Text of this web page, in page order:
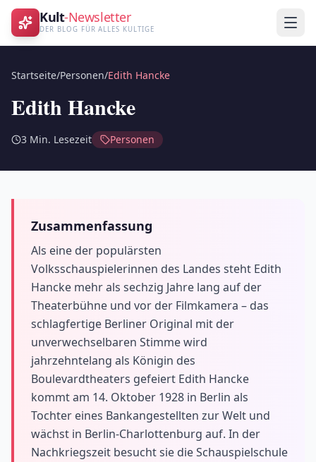
Kult-Newsletter
DER BLOG FÜR ALLES KULTIGE
Startseite/Personen/Edith Hancke
Edith Hancke
3 Min. Lesezeit Personen
Zusammenfassung
Als eine der populärsten
Volksschauspielerinnen des Landes steht Edith
Hancke mehr als sechzig Jahre lang auf der
Theaterbühne und vor der Filmkamera – das
schlagfertige Berliner Original mit der
unverwechselbaren Stimme wird
jahrzehntelang als Königin des
Boulevardtheaters gefeiert Edith Hancke
kommt am 14. Oktober 1928 in Berlin als
Tochter eines Bankangestellten zur Welt und
wächst in Berlin-Charlottenburg auf. In der
Nachkriegszeit besucht sie die Schauspielschule